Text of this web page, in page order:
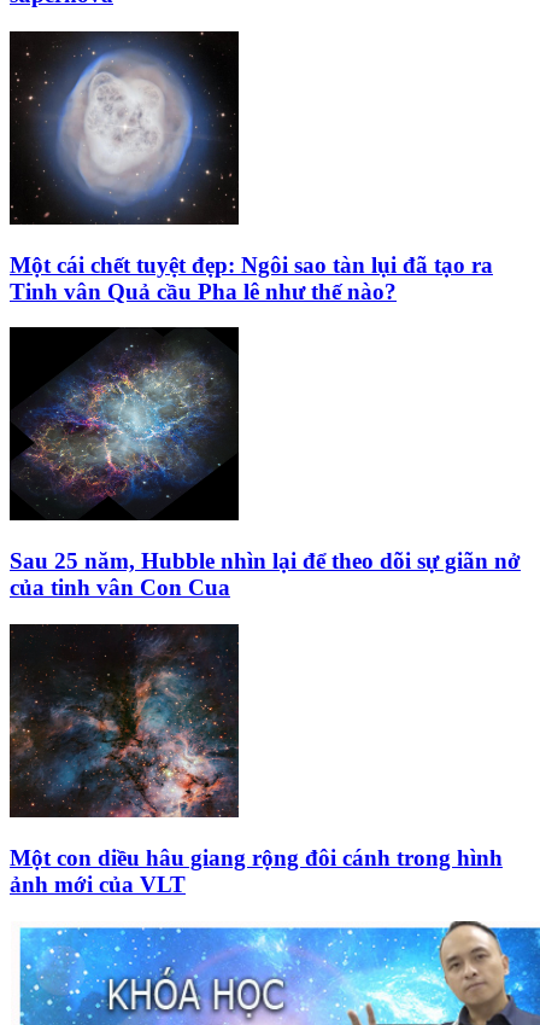
Một cái chết tuyệt đẹp: Ngôi sao tàn lụi đã tạo ra
Tinh vân Quả cầu Pha lê như thế nào?
Sau 25 năm, Hubble nhìn lại để theo dõi sự giãn nở
của tinh vân Con Cua
Một con diều hâu giang rộng đôi cánh trong hình
ảnh mới của VLT